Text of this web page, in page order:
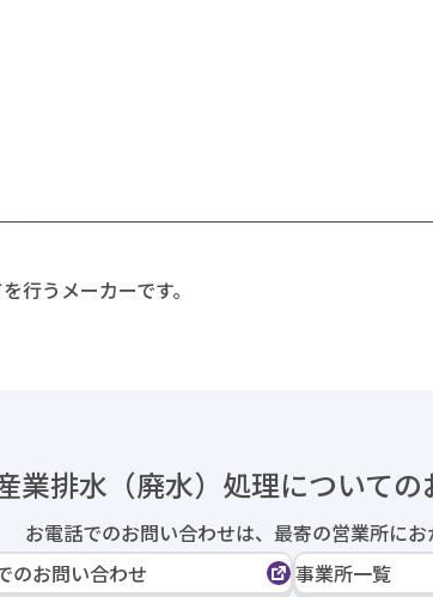
行うメーカーです。
業排水（廃水）処理について
お電話でのお問い合わせは、 最寄の営業所にお
のお問い合わせ
事業所一覧